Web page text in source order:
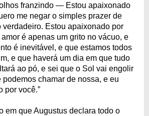
franzindo — Estou apaixonado
me negar o simples prazer de
verdadeiro. Estou apaixonado por
é apenas um grito no vácuo, e
é inevitável, e que estamos todos
e que haverá um dia em que tudo
ao pó, e sei que o Sol vai engolir
podemos chamar de nossa, e eu
por você.”
em que Augustus declara todo o